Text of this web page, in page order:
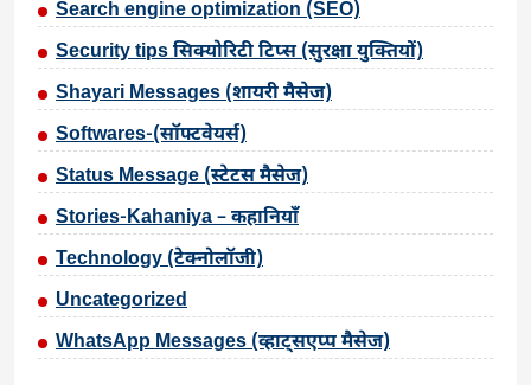
Search engine optimization (SEO)
Security tips सिक्योरिटी टिप्स (सुरक्षा युक्तियों)
Shayari Messages (शायरी मैसेज)
Softwares-(सॉफ्टवेयर्स)
Status Message (स्टेटस मैसेज)
Stories-Kahaniya – कहानियाँ
Technology (टेक्नोलॉजी)
Uncategorized
WhatsApp Messages (व्हाट्सएप्प मैसेज)